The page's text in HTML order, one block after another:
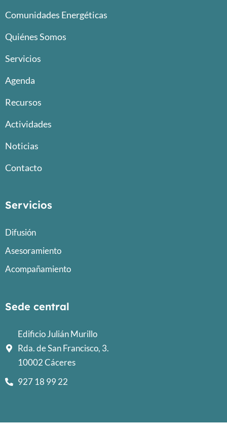
Comunidades Energéticas
Quiénes Somos
Servicios
Agenda
Recursos
Actividades
Noticias
Contacto
Servicios
Difusión
Asesoramiento
Acompañamiento
Sede central
Edificio Julián Murillo
Rda. de San Francisco, 3.
10002 Cáceres
927 18 99 22